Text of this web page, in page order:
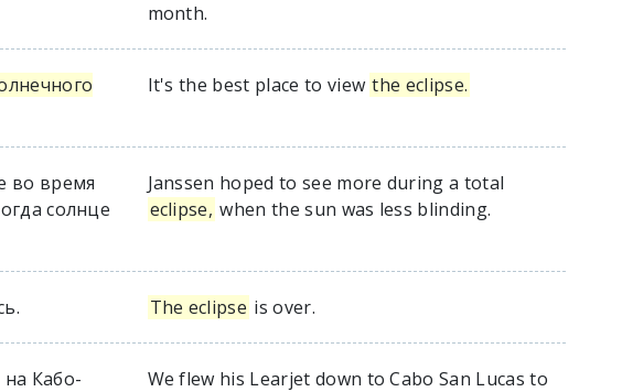
month.
It's the best place to view the eclipse.
во время
солнце
Janssen hoped to see more during a total
eclipse, when the sun was less blinding.
The eclipse is over.
Кабо-
We flew his Learjet down to Cabo San Lucas to